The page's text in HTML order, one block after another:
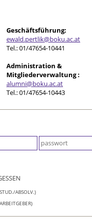
Geschäftsführung:
ewald.pertlik@boku.ac.at
Tel.: 01/47654-10441
Administration &
Mitgliederverwaltung :
alumni@boku.ac.at
Tel.: 01/47654-10443
ABSOLV.)